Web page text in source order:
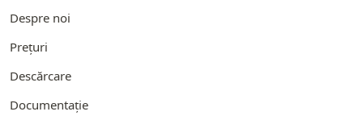
Despre noi
Prețuri
Descărcare
Documentație